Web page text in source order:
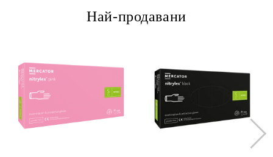
Най-продавани